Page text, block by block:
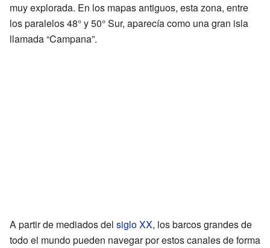
muy explorada. En los mapas antiguos, esta zona, entre
los paralelos 48° y 50° Sur, aparecía como una gran isla
llamada “Campana”.
A partir de mediados del siglo XX, los barcos grandes de
todo el mundo pueden navegar por estos canales de forma